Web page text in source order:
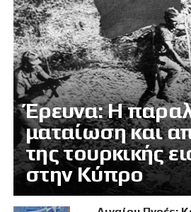
Έρευνα: Η
ματαίωση και
της τουρκικής
στην Κύπρο